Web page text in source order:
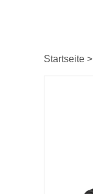
Startseite >